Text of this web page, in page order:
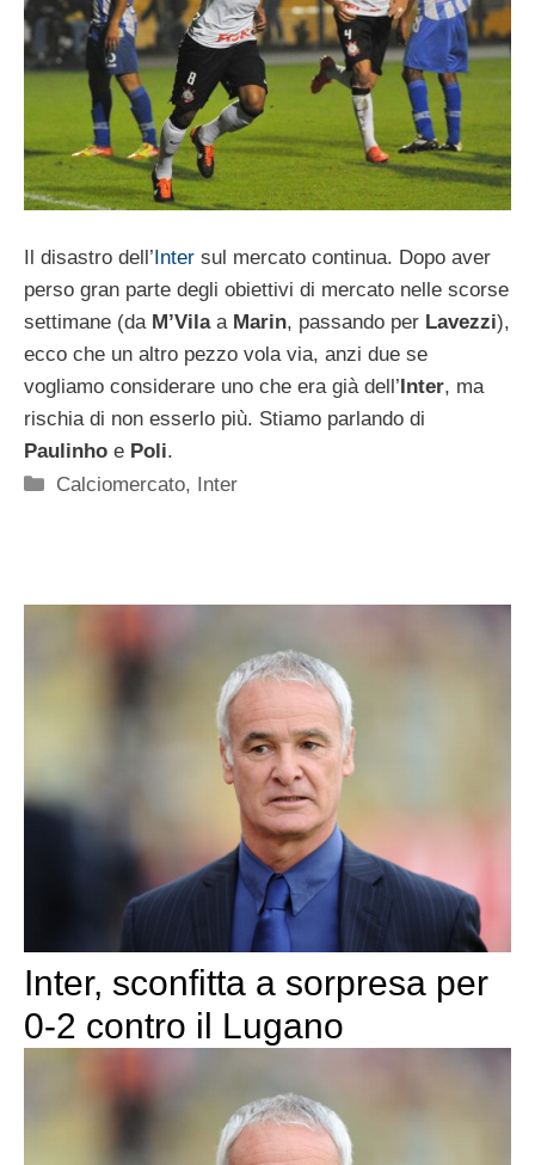
Il disastro dell’Inter sul mercato continua. Dopo aver
perso gran parte degli obiettivi di mercato nelle scorse
settimane (da M’Vilaa Marin, passando per Lavezzi),
ecco che un altro pezzo vola via, anzi due se
vogliamo considerare uno che era già dell’Inter, ma
rischia di non esserlo più. Stiamo parlando di
Paulinho e Poli.
Categorie
Calciomercato, Inter
Inter, sconfitta a sorpresa per
0-2 contro il Lugano